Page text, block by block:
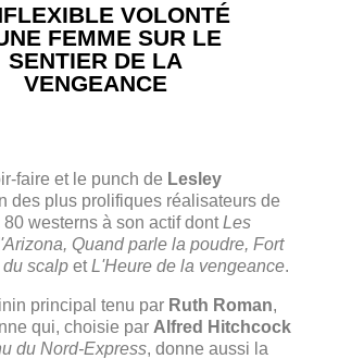
VOLONTÉ
FEMME SUR LE
SENTIER DE LA
VENGEANCE
faire et le punch de Lesley
des plus prolifiques réalisateurs de
westerns à son actif dontLes
Quand parle la poudre, Fort
du scalp etL'Heure de la vengeance.
principal tenu par Ruth Roman,
qui, choisie par Alfred Hitchcock
du Nord-Express, donne aussi la